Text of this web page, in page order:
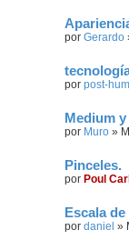
por Gerardo
por post-
Medium
por Muro »
Pinceles.
por Poul
Escala
por daniel »